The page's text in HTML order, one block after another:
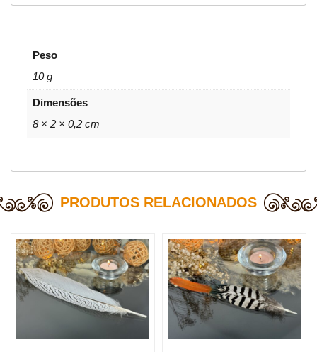
Peso
10 g
Dimensões
8 × 2 × 0,2 cm
PRODUTOS RELACIONADOS